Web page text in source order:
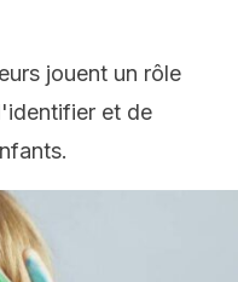
jouent un rôle
et de